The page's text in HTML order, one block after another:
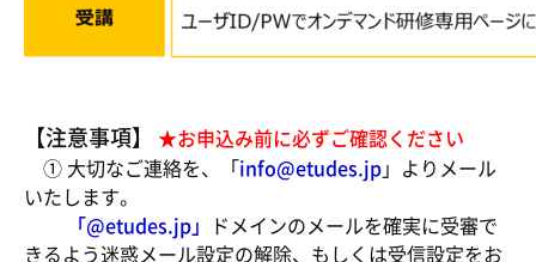
【注意事項】
★お申込み前に必ずご確認ください
① 大切なご連絡を、「info@etudes.jp」よりメール
いたします。
「@etudes.jp」 ドメインのメールを確実に受審で
きるよう迷惑メール設定の解除、もしくは受信設定をお